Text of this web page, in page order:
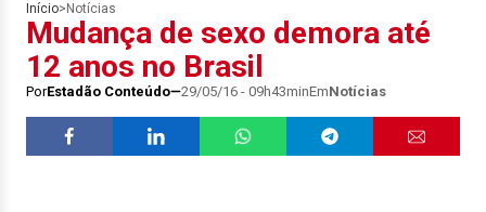
Início> Notícias
Mudança de sexo demora até
12 anos no Brasil
PorEstadão Conteúdo 29/05/16 - 09h43minEmNotícias